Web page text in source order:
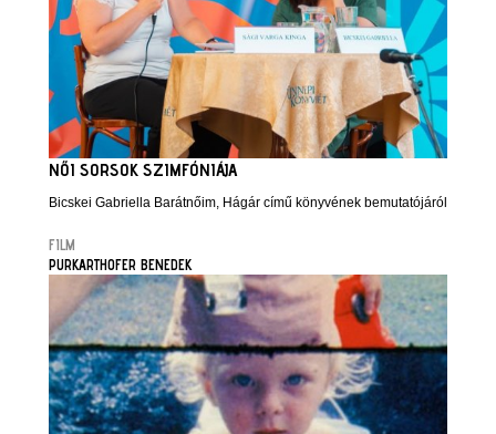
NŐI SORSOK SZIMFÓNIÁJA
Bicskei Gabriella Barátnőim, Hágár című könyvének bemutatójáról
FILM
PURKARTHOFER BENEDEK